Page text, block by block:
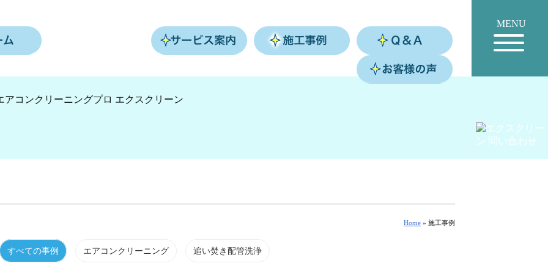
MENU
Home » 施工事例
すべての事例 エアコンクリーニング 追い焚き配管洗浄